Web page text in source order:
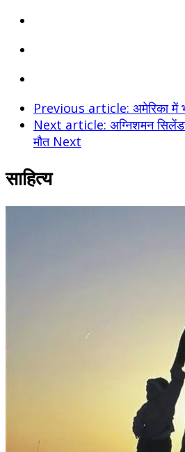
Previous article: अमेरिका में
Next article: अग्निशमन
मौत Next
साहित्य